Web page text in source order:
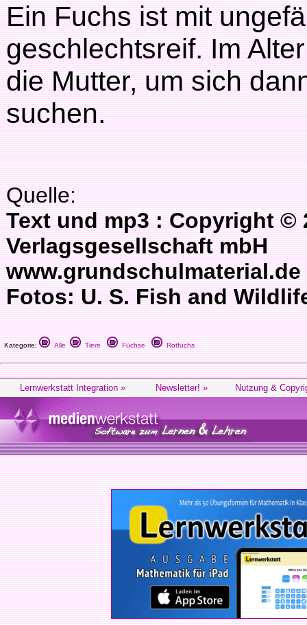
Ein Fuchs ist mit
geschlechtsreif. Im
die Mutter, um sich
suchen.
Quelle:
Text und mp3 : Copyright ©
Verlagsgesellschaft mbH
www.grundschulmaterial.de
Fotos: U. S. Fish and
Kategorie: Alle Tiere Füchse Rotfuchs
Lernwerkstatt Integration » Newsletter! » Nutzung &